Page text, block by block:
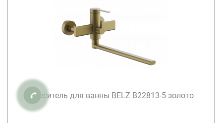
Смеситель для ванны BELZ B22813-5 золото